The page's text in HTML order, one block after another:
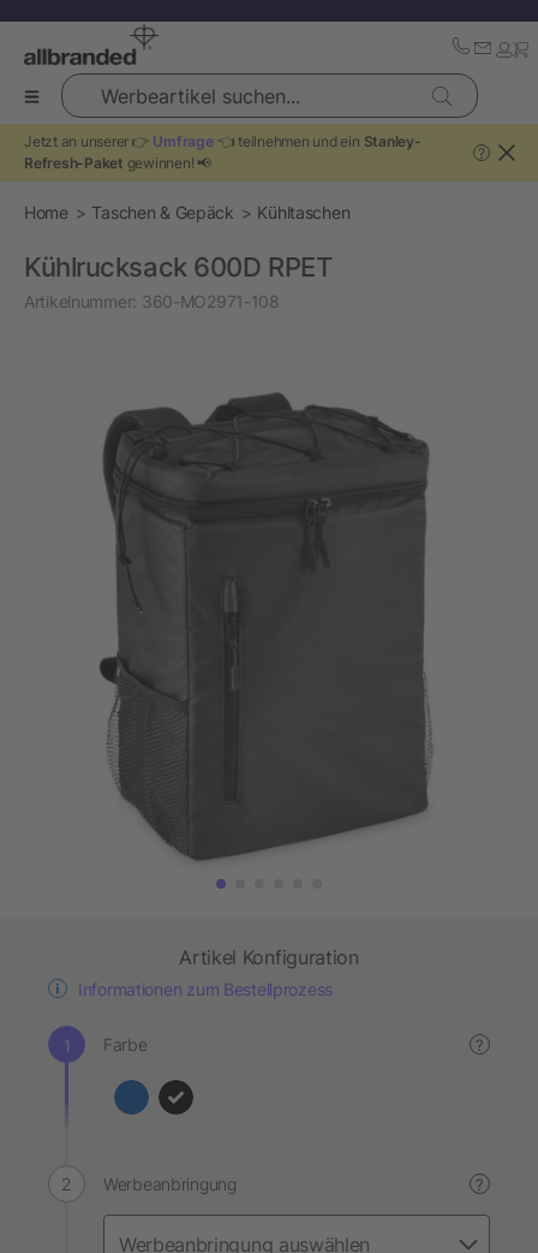
Werbeartikel suchen...
Jetzt an unserer 👉 Umfrage👈 teilnehmen und ein Stanley-
Refresh-Paket gewinnen! 📢
?
Home Taschen & Gepäck Kühltaschen
Kühlrucksack 600D RPET
Artikelnummer: 360-MO2971-108
Artikel Konfiguration
Informationen zum Bestellprozess
Farbe ?
Werbeanbringung ?